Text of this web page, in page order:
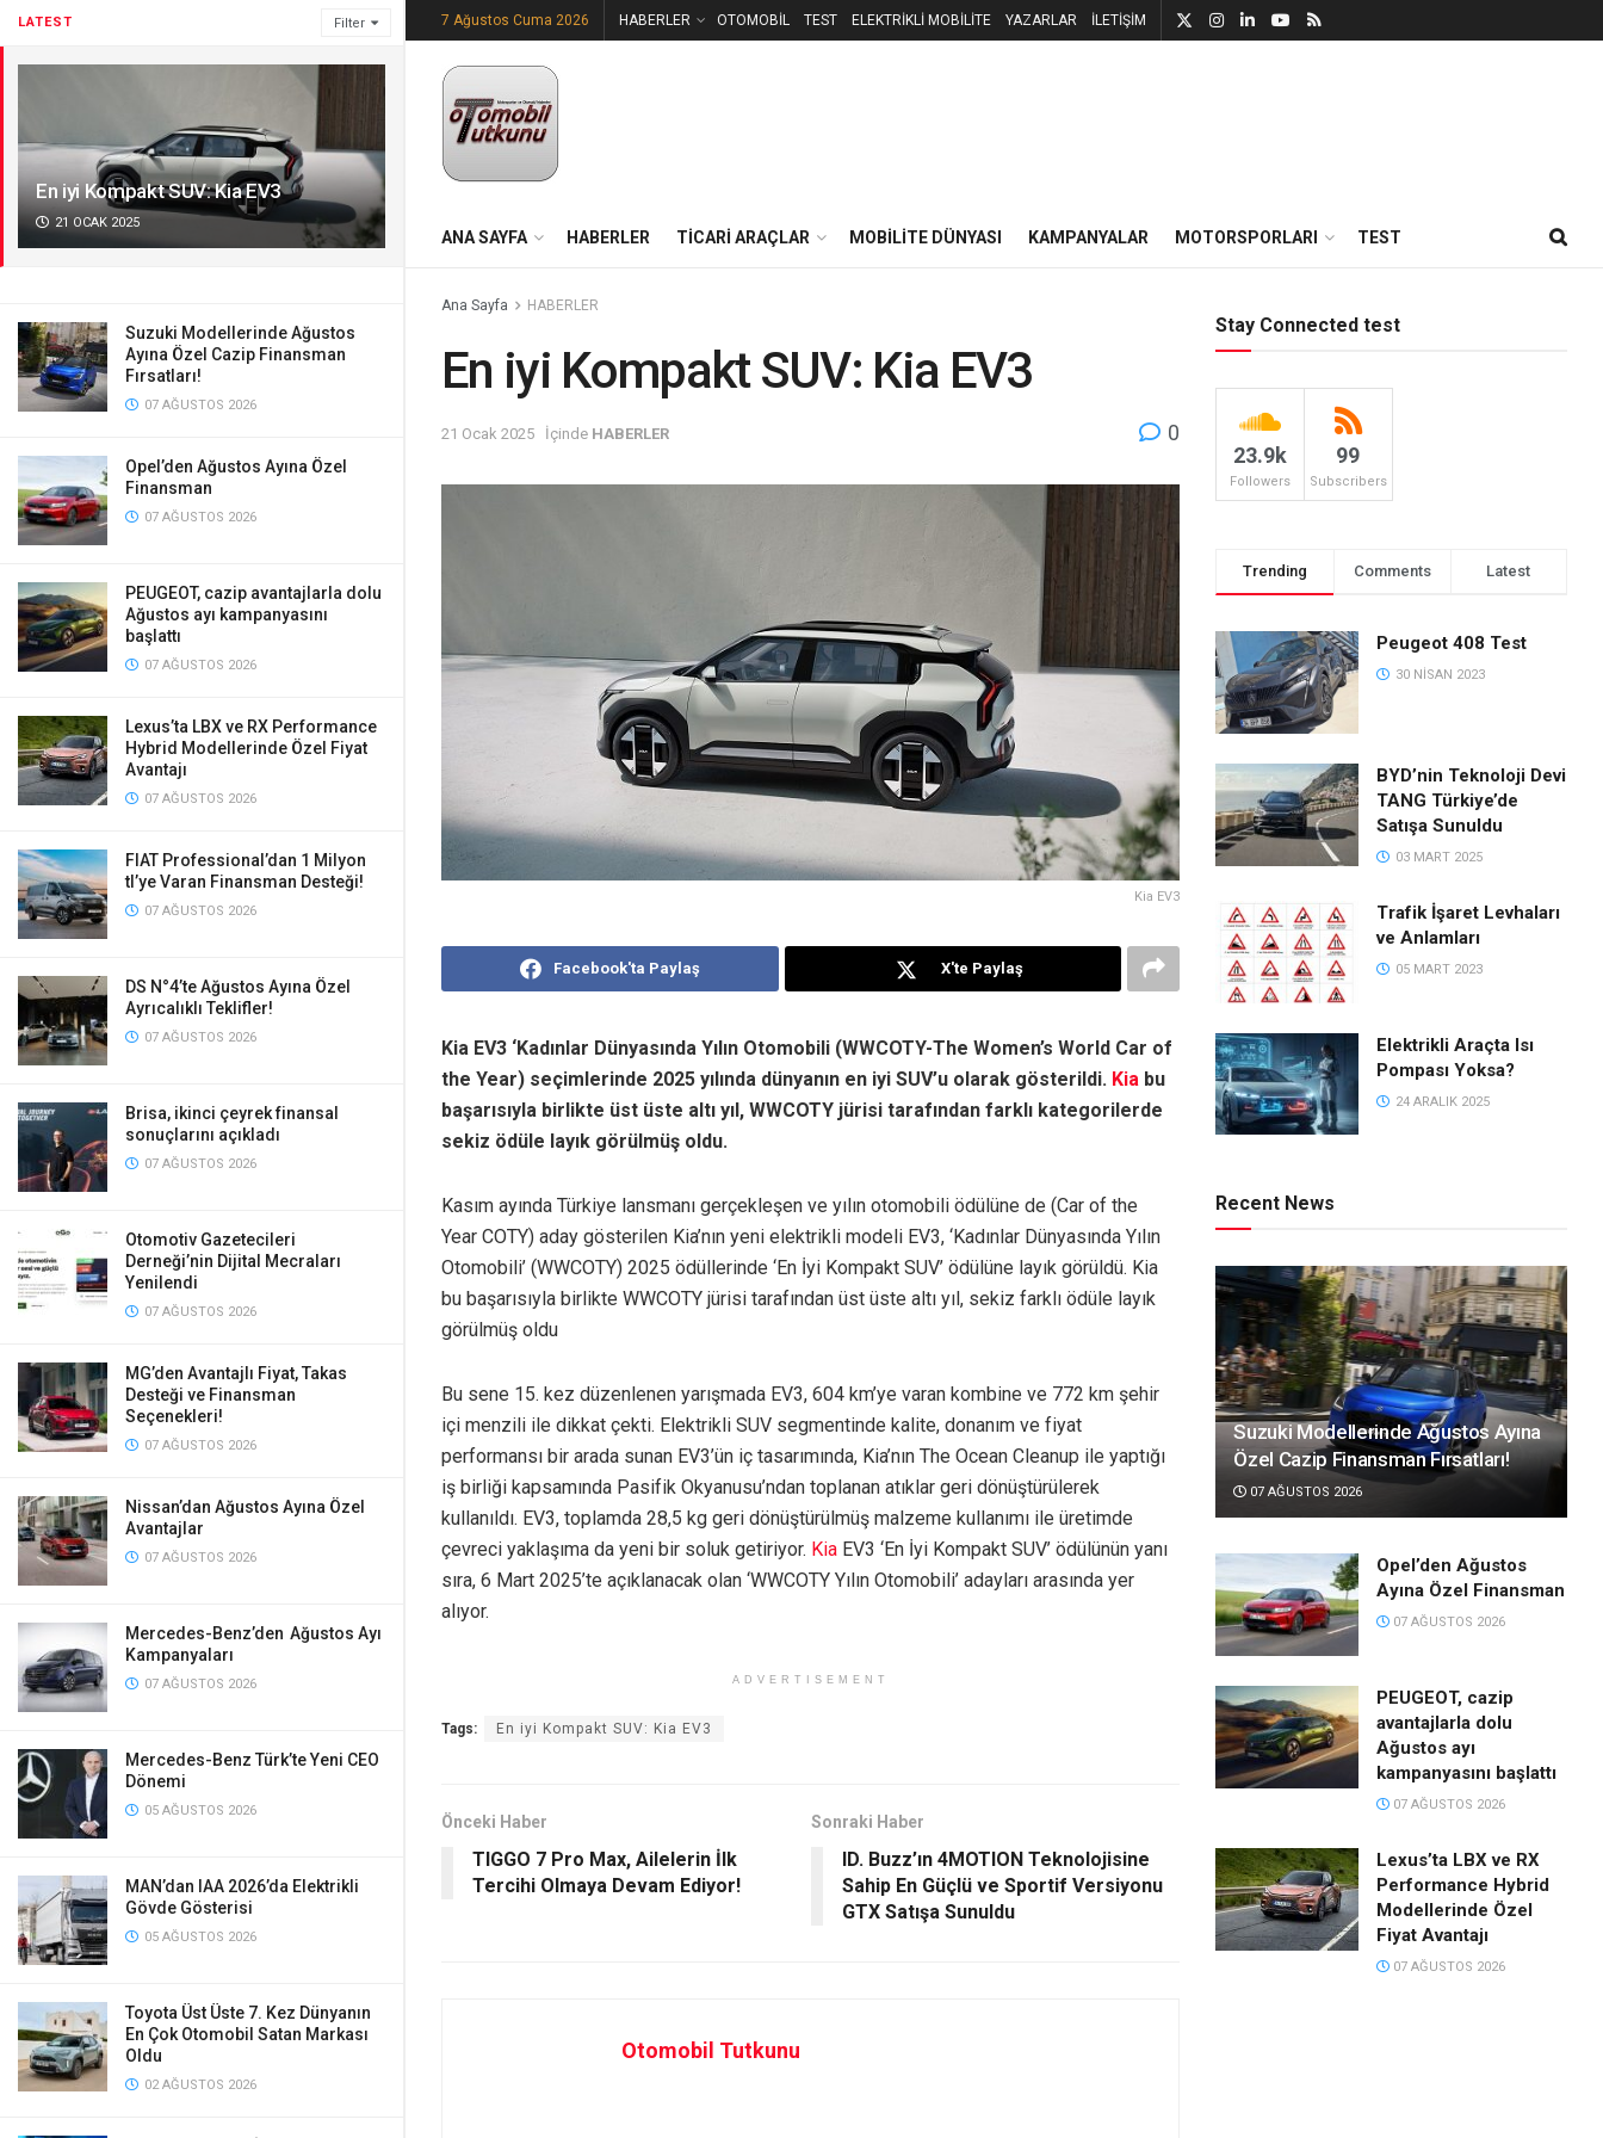
LATEST Filter
En iyi Kompakt SUV: Kia EV3
21 OCAK 2025
Suzuki Modellerinde Ağustos
Ayına Özel Cazip Finansman
Fırsatları!
07 AĞUSTOS 2026
Opel’den Ağustos Ayına Özel
Finansman
07 AĞUSTOS 2026
PEUGEOT, cazip avantajlarla dolu
Ağustos ayı kampanyasını
başlattı
07 AĞUSTOS 2026
Lexus’ta LBX ve RX Performance
Hybrid Modellerinde Özel Fiyat
Avantajı
07 AĞUSTOS 2026
FIAT Professional’dan 1 Milyon
tl’ye Varan Finansman Desteği!
07 AĞUSTOS 2026
DS N°4’te Ağustos Ayına Özel
Ayrıcalıklı Teklifler!
07 AĞUSTOS 2026
Brisa, ikinci çeyrek finansal
sonuçlarını açıkladı
07 AĞUSTOS 2026
Otomotiv Gazetecileri
Derneği’nin Dijital Mecraları
Yenilendi
07 AĞUSTOS 2026
MG’den Avantajlı Fiyat, Takas
Desteği ve Finansman
Seçenekleri!
07 AĞUSTOS 2026
Nissan’dan Ağustos Ayına Özel
Avantajlar
07 AĞUSTOS 2026
Mercedes-Benz’den Ağustos Ayı
Kampanyaları
07 AĞUSTOS 2026
Mercedes-Benz Türk’te Yeni CEO
Dönemi
05 AĞUSTOS 2026
MAN’dan IAA 2026’da Elektrikli
Gövde Gösterisi
05 AĞUSTOS 2026
Toyota Üst Üste 7. Kez Dünyanın
En Çok Otomobil Satan Markası
Oldu
02 AĞUSTOS 2026
7 Ağustos Cuma 2026 HABERLER OTOMOBİL TEST ELEKTRİKLİ MOBİLİTE YAZARLAR İLETİŞİM
ANA SAYFA HABERLER TİCARİ ARAÇLAR MOBİLİTE DÜNYASI KAMPANYALAR MOTORSPORLARI TEST
Ana Sayfa HABERLER
En iyi Kompakt SUV: Kia EV3
21 Ocak 2025 İçinde HABERLER 0
Kia EV3
Facebook'ta Paylaş X'te Paylaş
Kia EV3 ‘Kadınlar Dünyasında Yılın Otomobili (WWCOTY-The Women’s World Car of
the Year) seçimlerinde 2025 yılında dünyanın en iyi SUV’u olarak gösterildi. Kia bu
başarısıyla birlikte üst üste altı yıl, WWCOTY jürisi tarafından farklı kategorilerde
sekiz ödüle layık görülmüş oldu.
Kasım ayında Türkiye lansmanı gerçekleşen ve yılın otomobili ödülüne de (Car of the
Year COTY) aday gösterilen Kia’nın yeni elektrikli modeli EV3, ‘Kadınlar Dünyasında Yılın
Otomobili’ (WWCOTY) 2025 ödüllerinde ‘En İyi Kompakt SUV’ ödülüne layık görüldü. Kia
bu başarısıyla birlikte WWCOTY jürisi tarafından üst üste altı yıl, sekiz farklı ödüle layık
görülmüş oldu
Bu sene 15. kez düzenlenen yarışmada EV3, 604 km’ye varan kombine ve 772 km şehir
içi menzili ile dikkat çekti. Elektrikli SUV segmentinde kalite, donanım ve fiyat
performansı bir arada sunan EV3’ün iç tasarımında, Kia’nın The Ocean Cleanup ile yaptığı
iş birliği kapsamında Pasifik Okyanusu’ndan toplanan atıklar geri dönüştürülerek
kullanıldı. EV3, toplamda 28,5 kg geri dönüştürülmüş malzeme kullanımı ile üretimde
çevreci yaklaşıma da yeni bir soluk getiriyor. Kia EV3 ‘En İyi Kompakt SUV’ ödülünün yanı
sıra, 6 Mart 2025’te açıklanacak olan ‘WWCOTY Yılın Otomobili’ adayları arasında yer
alıyor.
ADVERTISEMENT
Tags: En iyi Kompakt SUV: Kia EV3
Önceki Haber
TIGGO 7 Pro Max, Ailelerin İlk
Tercihi Olmaya Devam Ediyor!
Sonraki Haber
ID. Buzz’ın 4MOTION Teknolojisine
Sahip En Güçlü ve Sportif Versiyonu
GTX Satışa Sunuldu
Otomobil Tutkunu
Stay Connected test
23.9k
Followers
99
Subscribers
Trending Comments Latest
Peugeot 408 Test
30 NISAN 2023
BYD’nin Teknoloji Devi
TANG Türkiye’de
Satışa Sunuldu
03 MART 2025
Trafik İşaret Levhaları
ve Anlamları
05 MART 2023
Elektrikli Araçta Isı
Pompası Yoksa?
24 ARALIK 2025
Recent News
Suzuki Modellerinde Ağustos Ayına
Özel Cazip Finansman Fırsatları!
07 AĞUSTOS 2026
Opel’den Ağustos
Ayına Özel Finansman
07 AĞUSTOS 2026
PEUGEOT, cazip
avantajlarla dolu
Ağustos ayı
kampanyasını başlattı
07 AĞUSTOS 2026
Lexus’ta LBX ve RX
Performance Hybrid
Modellerinde Özel
Fiyat Avantajı
07 AĞUSTOS 2026